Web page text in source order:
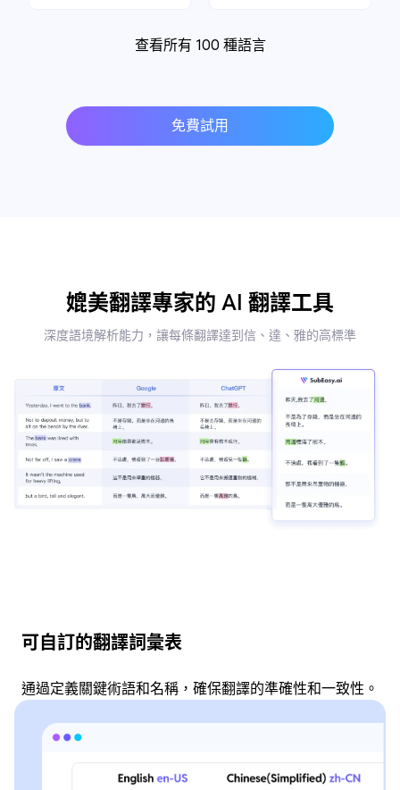
查看所有 100 種語言
免費試用
媲美翻譯專家的 AI 翻譯工具
深度語境解析能力，讓每條翻譯達到信、達、雅的高標準
可自訂的翻譯詞彙表
通過定義關鍵術語和名稱，確保翻譯的準確性和一致性。